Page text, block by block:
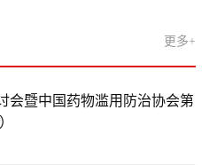
更多+
会暨中国药物滥用防治协会第